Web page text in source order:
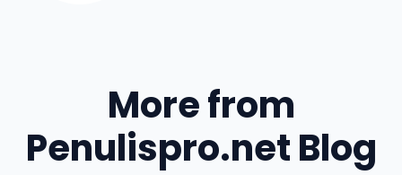
More from
Penulispro.net Blog